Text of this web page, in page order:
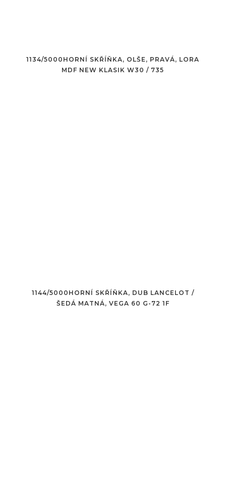
1134/5000HORNÍ SKŘÍŇKA, OLŠE, PRAVÁ, LORA
MDF NEW KLASIK W30 / 735
1144/5000HORNÍ SKŘÍŇKA, DUB LANCELOT /
ŠEDÁ MATNÁ, VEGA 60 G-72 1F